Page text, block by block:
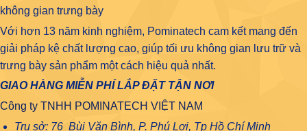
không gian trưng bày
Với hơn 13 năm kinh nghiệm, Pominatech cam kết mang đến
giải pháp kệ chất lượng cao, giúp tối ưu không gian lưu trữ và
trưng bày sản phẩm một cách hiệu quả nhất.
GIAO HÀNG MIỄN PHÍ LẮP ĐẶT TẬN NƠI
Công ty TNHH POMINATECH VIỆT NAM
Trụ sở: 76 Bùi Văn Bình, P. Phú Lợi, Tp Hồ Chí Minh